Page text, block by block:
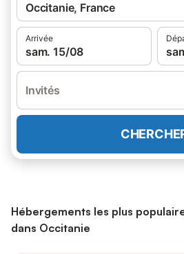
Occitanie, France
Arrivée
sam. 15/08
Invités
Hébergements les plus
dans Occitanie